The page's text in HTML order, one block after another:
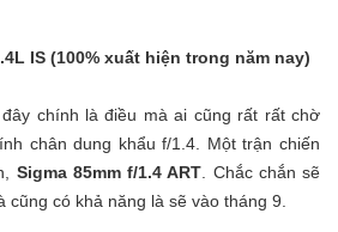
IS (100% xuất hiện trong năm nay)
chính là điều mà ai cũng rất rất chờ
chân dung khẩu f/1.4. Một trận chiến
Sigma 85mm f/1.4 ART . Chắc chắn sẽ
cũng có khả năng là sẽ vào tháng 9.